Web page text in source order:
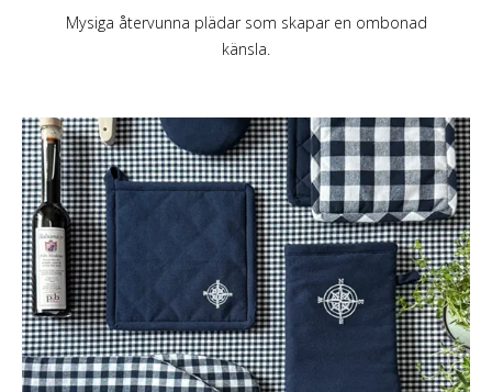
Mysiga återvunna plädar som skapar en ombonad
känsla.